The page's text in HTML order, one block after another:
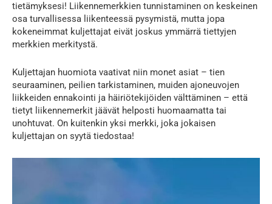
tietämyksesi! Liikennemerkkien tunnistaminen on keskeinen
osa turvallisessa liikenteessä pysymistä, mutta jopa
kokeneimmat kuljettajat eivät joskus ymmärrä tiettyjen
merkkien merkitystä.
Kuljettajan huomiota vaativat niin monet asiat – tien
seuraaminen, peilien tarkistaminen, muiden ajoneuvojen
liikkeiden ennakointi ja häiriötekijöiden välttäminen – että
tietyt liikennemerkit jäävät helposti huomaamatta tai
unohtuvat. On kuitenkin yksi merkki, joka jokaisen
kuljettajan on syytä tiedostaa!